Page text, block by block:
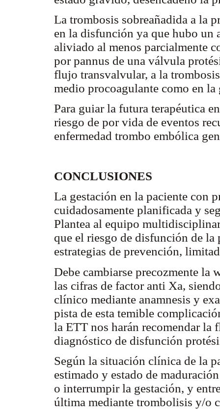
La trombosis sobreañadida a la
en la disfunción ya que hubo un
aliviado al menos parcialmente
por pannus de una válvula
flujo transvalvular, a la
medio procoagulante como en la
Para guiar la futura terapéutica
riesgo de por vida de eventos
enfermedad trombo embólica
CONCLUSIONES
La gestación en la paciente con
cuidadosamente planificada y
Plantea al equipo
que el riesgo de disfunción de
estrategias de prevención,
Debe cambiarse precozmente
las cifras de factor anti Xa,
clínico mediante anamnesis y
pista de esta temible
la ETT nos harán recomendar la
diagnóstico de disfunción
Según la situación clínica de la
estimado y estado de
o interrumpir la gestación, y
última mediante trombolisis y/o